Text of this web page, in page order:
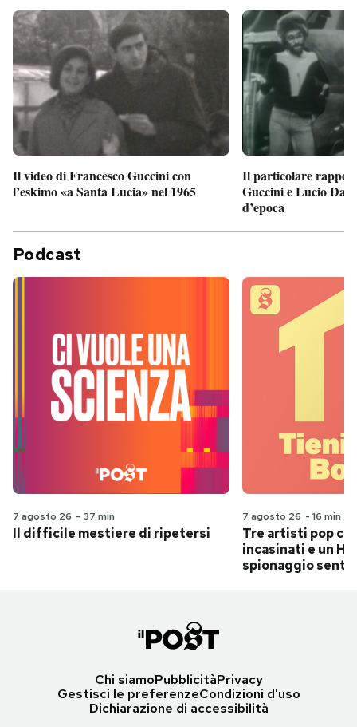
Il video di Francesco Guccini con
l’eskimo «a Santa Lucia» nel 1965
Il particolare
Guccini e Lucio
d’epoca
Podcast
7 agosto 26 - 37 min
Il difficile mestiere di ripetersi
7 agosto 26 - 16 min
Tre artisti pop
incasinati e un
spionaggio
Chi siamoPubblicitàPrivacy
Gestisci le preferenzeCondizioni d'uso
Dichiarazione di accessibilità